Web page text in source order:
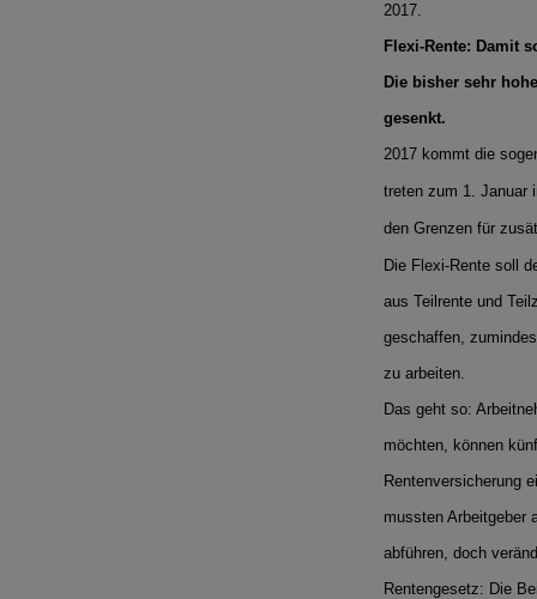
2017.
Flexi-Rente: Damit
Die bisher sehr
gesenkt.
2017 kommt die
treten zum 1. Januar
den Grenzen für
Die Flexi-Rente soll
aus Teilrente und
geschaffen,
zu arbeiten.
Das geht so:
möchten, können
Rentenversicherung
mussten Arbeitgeber
abführen, doch
Rentengesetz: Die